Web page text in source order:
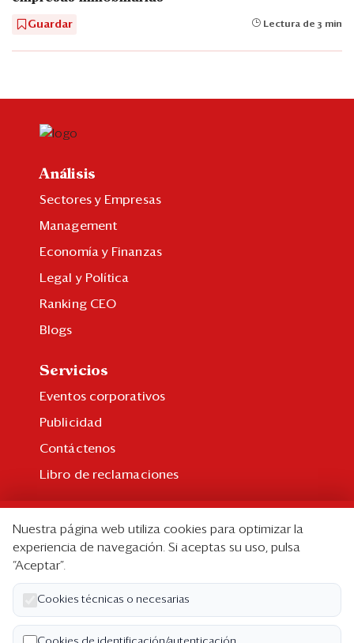
Guardar Lectura de 3 min
Análisis
Sectores y Empresas
Management
Economía y Finanzas
Legal y Política
Ranking CEO
Blogs
Servicios
Eventos corporativos
Publicidad
Contáctenos
Libro de reclamaciones
Suscripción individual
Paquetes corporativos
Edición Impresa
Nosotros
Nuestra página web utiliza cookies para optimizar la
experiencia de navegación. Si aceptas su uso, pulsa
“Aceptar”.
Cookies técnicas o necesarias